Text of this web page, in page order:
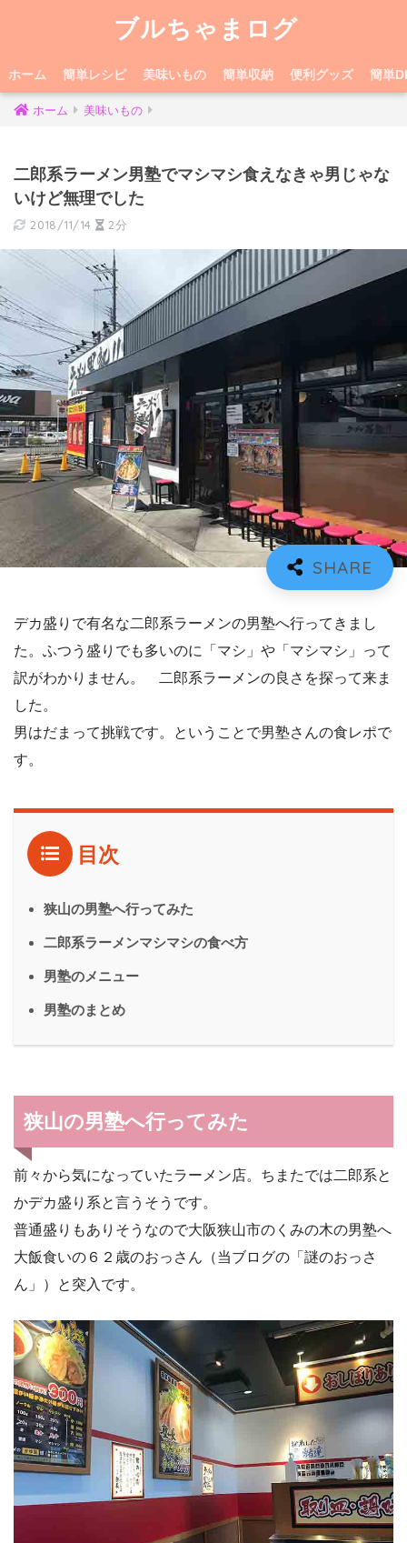
ブルちゃまログ
ホーム 簡単レシピ 美味いもの 簡単収納 便利グッズ 簡単
ホーム 美味いもの
二郎系ラーメン男塾でマシマシ食えなきゃ男じゃな
いけど無理でした
2018/11/14 2分
デカ盛りで有名な二郎系ラーメンの男塾へ行ってきまし
た。ふつう盛りでも多いのに「マシ」や「マシマシ」って
訳がわかりません。 二郎系ラーメンの良さを探って来ま
した。
男はだまって挑戦です。ということで男塾さんの食レポで
す。
目次
狭山の男塾へ行ってみた
二郎系ラーメンマシマシの食べ方
男塾のメニュー
男塾のまとめ
狭山の男塾へ行ってみた
前々から気になっていたラーメン店。ちまたでは二郎系と
かデカ盛り系と言うそうです。
普通盛りもありそうなので大阪狭山市のくみの木の男塾へ
大飯食いの６２歳のおっさん（当ブログの「謎のおっさ
ん」）と突入です。